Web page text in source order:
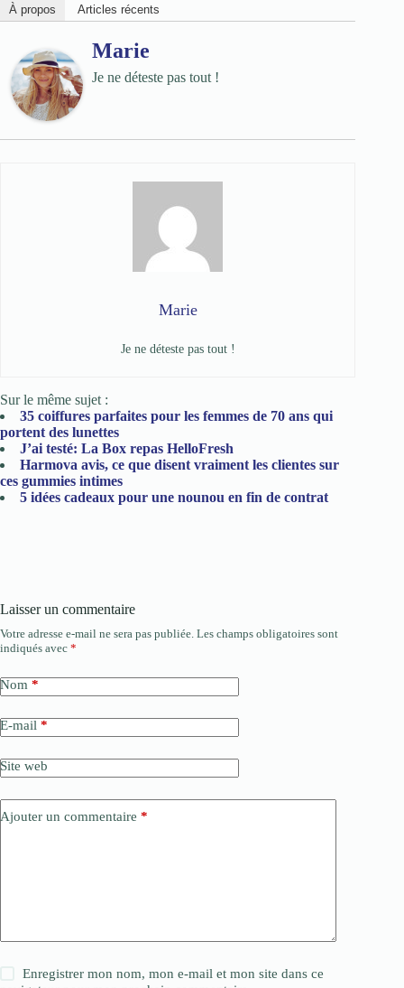
À propos Articles récents
Marie
Je ne déteste pas tout !
Marie
Je ne déteste pas tout !
Sur le même sujet :
35 coiffures parfaites pour les femmes de 70 ans qui
portent des lunettes
J’ai testé: La Box repas HelloFresh
Harmova avis, ce que disent vraiment les clientes sur
ces gummies intimes
5 idées cadeaux pour une nounou en fin de contrat
Laisser un commentaire
Votre adresse e-mail ne sera pas publiée. Les champs obligatoires sont
indiqués avec *
Nom *
E-mail *
Site web
Ajouter un commentaire *
Enregistrer mon nom, mon e-mail et mon site dans ce